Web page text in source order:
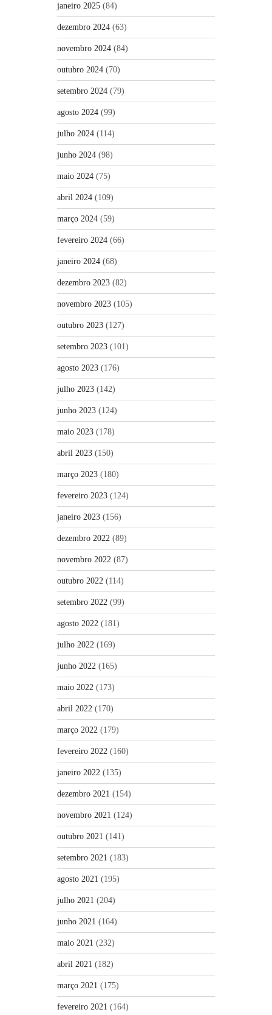
janeiro 2025 (84)
dezembro 2024 (63)
novembro 2024 (84)
outubro 2024 (70)
setembro 2024 (79)
agosto 2024 (99)
julho 2024 (114)
junho 2024 (98)
maio 2024 (75)
abril 2024 (109)
março 2024 (59)
fevereiro 2024 (66)
janeiro 2024 (68)
dezembro 2023 (82)
novembro 2023 (105)
outubro 2023 (127)
setembro 2023 (101)
agosto 2023 (176)
julho 2023 (142)
junho 2023 (124)
maio 2023 (178)
abril 2023 (150)
março 2023 (180)
fevereiro 2023 (124)
janeiro 2023 (156)
dezembro 2022 (89)
novembro 2022 (87)
outubro 2022 (114)
setembro 2022 (99)
agosto 2022 (181)
julho 2022 (169)
junho 2022 (165)
maio 2022 (173)
abril 2022 (170)
março 2022 (179)
fevereiro 2022 (160)
janeiro 2022 (135)
dezembro 2021 (154)
novembro 2021 (124)
outubro 2021 (141)
setembro 2021 (183)
agosto 2021 (195)
julho 2021 (204)
junho 2021 (164)
maio 2021 (232)
abril 2021 (182)
março 2021 (175)
fevereiro 2021 (164)